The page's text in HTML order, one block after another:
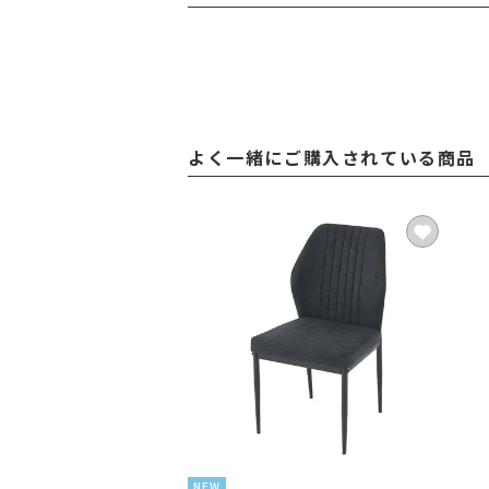
よく一緒にご購入されている商品